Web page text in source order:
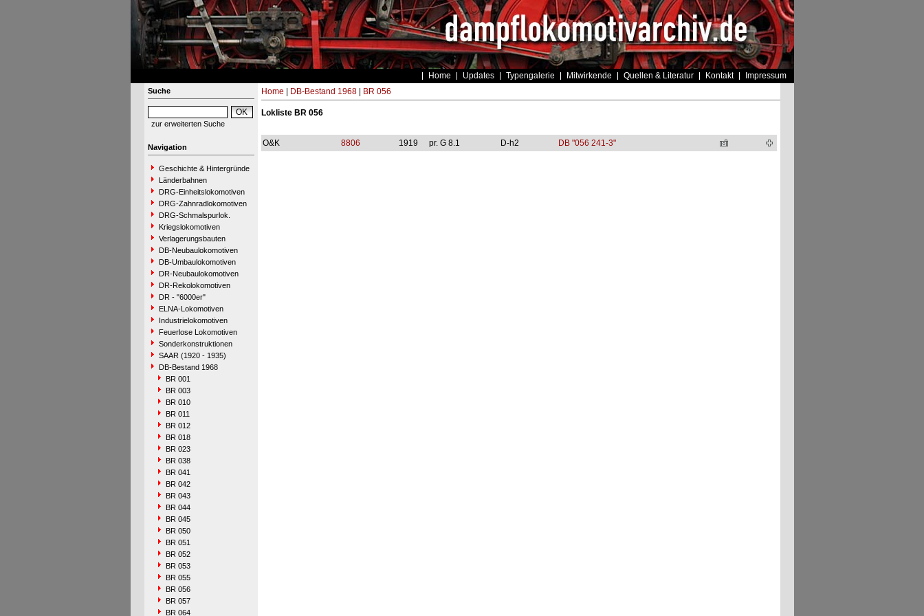
Home Updates Typengalerie Mitwirkende Quellen & Literatur Kontakt Impressum
Suche
zur erweiterten Suche
Navigation
Geschichte & Hintergründe
Länderbahnen
DRG-Einheitslokomotiven
DRG-Zahnradlokomotiven
DRG-Schmalspurlok.
Kriegslokomotiven
Verlagerungsbauten
DB-Neubaulokomotiven
DB-Umbaulokomotiven
DR-Neubaulokomotiven
DR-Rekolokomotiven
DR - "6000er"
ELNA-Lokomotiven
Industrielokomotiven
Feuerlose Lokomotiven
Sonderkonstruktionen
SAAR (1920 - 1935)
DB-Bestand 1968
BR 001
BR 003
BR 010
BR 011
BR 012
BR 018
BR 023
BR 038
BR 041
BR 042
BR 043
BR 044
BR 045
BR 050
BR 051
BR 052
BR 053
BR 055
BR 056
BR 057
BR 064
Home DB-Bestand 1968| BR 056
Lokliste BR 056
O&K 8806 1919 pr. G 8.1 D-h2 DB "056 241-3"